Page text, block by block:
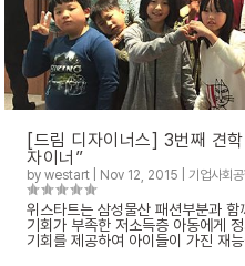
[드림 디자이너스] 3번째 견
자이너”
by westart Nov 12, 2015 기업사회
위스타트는 삼성물산 패션부분과 함
기회가 부족한 저소득층 아동에게
기회를 제공하여 아이들이 가진 재